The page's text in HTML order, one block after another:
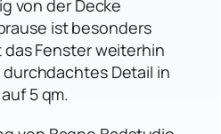
von der Decke
ist besonders
Fenster weiterhin
Detail in
5 qm.